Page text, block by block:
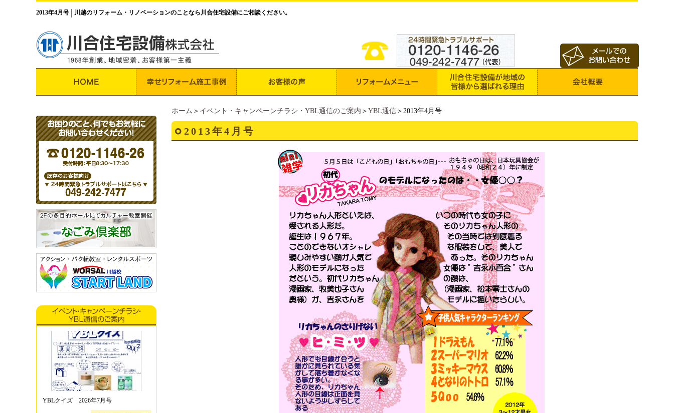
2013年4月号 川越のリフォーム・リノベーションのことなら川合住宅設備にご相談ください。
ホーム ＞ イベント・キャンペーンチラシ・YBL通信のご案内 ＞ YBL通信 ＞2013年4月号
2013年4月号
YBLクイズ 2026年7月号